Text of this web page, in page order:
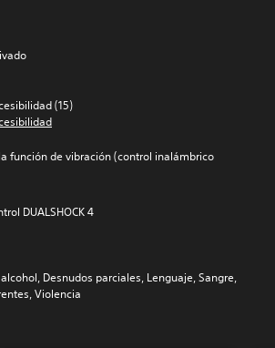
(15)
función de vibración (control inalámbrico
DUALSHOCK 4
Desnudos parciales, Lenguaje, Sangre,
Violencia